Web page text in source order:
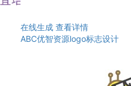
在线生成 查看详情
ABC优智资源logo标志设计